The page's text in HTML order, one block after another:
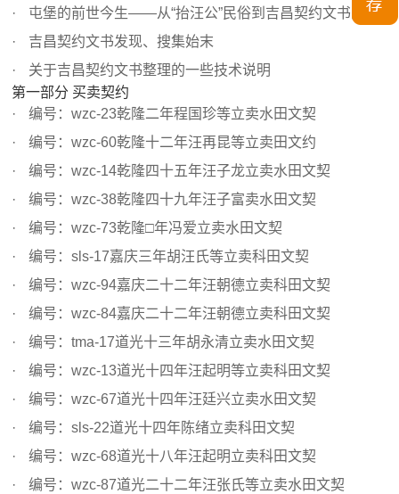
屯堡的前世今生——从“抬汪公”民俗到吉昌契约文书的发现
吉昌契约文书发现、搜集始末
关于吉昌契约文书整理的一些技术说明
第一部分 买卖契约
编号：wzc-23乾隆二年程国珍等立卖水田文契
编号：wzc-60乾隆十二年汪再昆等立卖田文约
编号：wzc-14乾隆四十五年汪子龙立卖水田文契
编号：wzc-38乾隆四十九年汪子富卖水田文契
编号：wzc-73乾隆□年冯爱立卖水田文契
编号：sls-17嘉庆三年胡汪氏等立卖科田文契
编号：wzc-94嘉庆二十二年汪朝德立卖科田文契
编号：wzc-84嘉庆二十二年汪朝德立卖科田文契
编号：tma-17道光十三年胡永清立卖水田文契
编号：wzc-13道光十四年汪起明等立卖科田文契
编号：wzc-67道光十四年汪廷兴立卖水田文契
编号：sls-22道光十四年陈绪立卖科田文契
编号：wzc-68道光十八年汪起明立卖科田文契
编号：wzc-87道光二十二年汪张氏等立卖水田文契